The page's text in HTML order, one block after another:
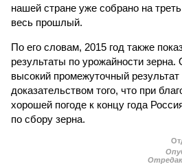
нашей стране уже собрано на
весь прошлый.
По его словам, 2015 год также
результаты по урожайности зерна.
высокий промежуточный результат
доказательством того, что при
хорошей погоде к концу года
по сбору зерна.